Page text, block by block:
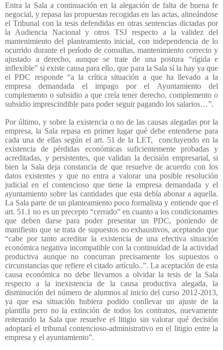
Entra la Sala a continuación en la alegación de falta de buena fe
negocial, y repasa las propuestas recogidas en las actas, alineándose
el Tribunal con la tesis defendidas en otras sentencias dictadas por
la Audiencia Nacional y otros TSJ respecto a la validez del
mantenimiento del planteamiento inicial, con independencia de lo
ocurrido durante el período de consultas, mantenimiento correcto y
ajustado a derecho, aunque se trate de una postura “rígida e
inflexible” si existe causa para ello, que para la Sala sí la hay ya que
el PDC responde “a la crítica situación a que ha llevado a la
empresa demandada el impago por el Ayuntamiento del
complemento o subsidio a que creía tener derecho, complemento o
subsidio imprescindible para poder seguir pagando los salarios…”.
Por último, y sobre la existencia o no de las causas alegadas por la
empresa, la Sala repasa en primer lugar qué debe entenderse para
cada una de ellas según el art. 51 de la LET,
concluyendo en la
existencia de pérdidas económicas suficientemente probadas y
acreditadas, y persistentes, que validan la decisión empresarial, si
bien la Sala deja constancia de que resuelve de acuerdo con los
datos existentes y que no entra a valorar una posible resolución
judicial en el contencioso que tiene la empresa demandada y el
ayuntamiento sobre las cantidades que esta debía abonar a aquella.
La Sala parte de un planteamiento poco formalista y entiende que el
art. 51.1 no es un precepto “cerrado” en cuanto a los condicionantes
que deben darse para poder presentar un PDC, poniendo de
manifiesto que se trata de supuestos no exhaustivos, aceptando que
“cabe por tanto acreditar la existencia de una efectiva situación
económica negativa incompatible con la continuidad de la actividad
productiva aunque no concurran precisamente los supuestos o
circunstancias que refiere el citado artículo..”. La aceptación de esta
causa económica no debe llevarnos a olvidar la tesis de la Sala
respecto a la inexistencia de la causa productiva alegada, la
disminución del número de alumnos al inicio del curso 2012-2013,
ya que esa situación hubiera podido conllevar un ajuste de la
plantilla pero no la extinción de todos los contratos, nuevamente
reiterando la Sala que resuelve el litigio sin valorar qué decisión
adoptará el tribunal contencioso-administrativo en el litigio entre la
empresa y el ayuntamiento”.